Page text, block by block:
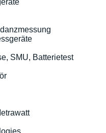
SMU, Batterietest